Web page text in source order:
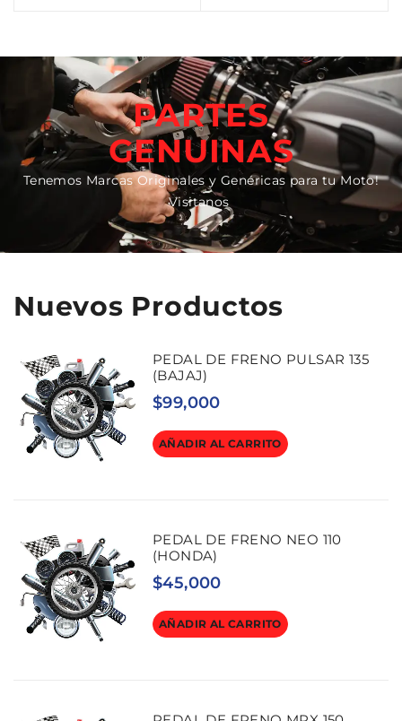
PARTES
GENUINAS
Tenemos Marcas Originales y Genéricas para tu Moto!
Visitanos
Nuevos Productos
PEDAL DE FRENO PULSAR 135
(BAJAJ)
$99,000
AÑADIR AL CARRITO
PEDAL DE FRENO NEO 110
(HONDA)
$45,000
AÑADIR AL CARRITO